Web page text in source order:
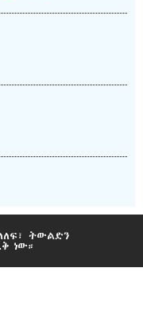
ትውልድን
ነው።